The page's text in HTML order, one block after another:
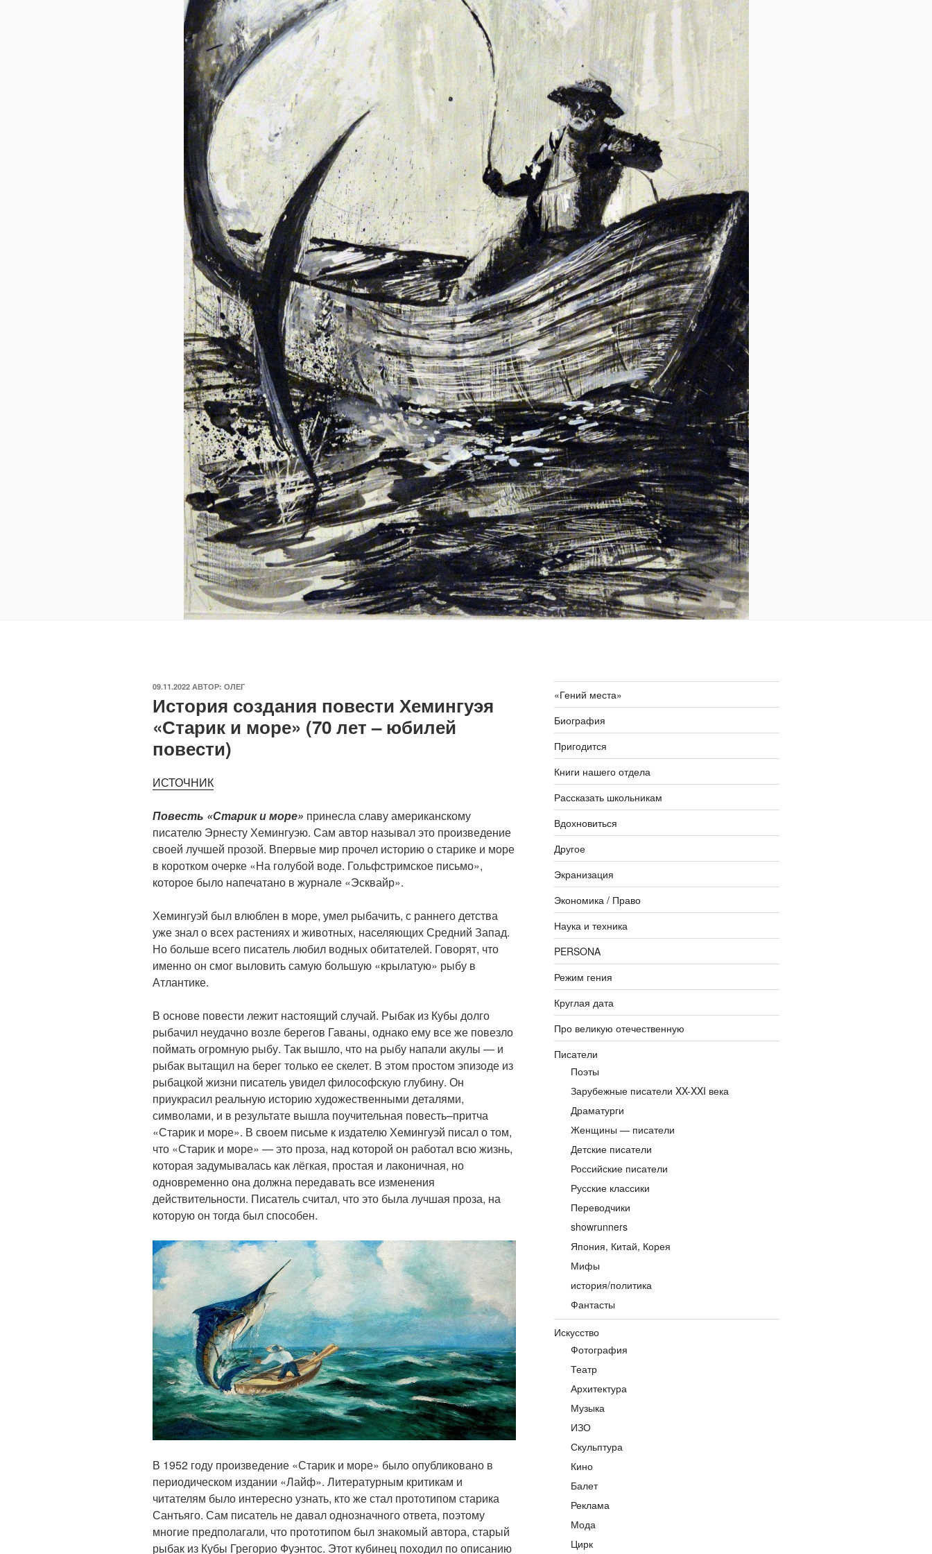
ОПУБЛИКОВАНО
09.11.2022 АВТОР: ОЛЕГ
История создания повести Хемингуэя
«Старик и море» (70 лет – юбилей
повести)
ИСТОЧНИК
Повесть «Старик и море» принесла славу американскому
писателю Эрнесту Хемингуэю. Сам автор называл это произведение
своей лучшей прозой. Впервые мир прочел историю о старике и море
в коротком очерке «На голубой воде. Гольфстримское письмо»,
которое было напечатано в журнале «Эсквайр».
Хемингуэй был влюблен в море, умел рыбачить, с раннего детства
уже знал о всех растениях и животных, населяющих Средний Запад.
Но больше всего писатель любил водных обитателей. Говорят, что
именно он смог выловить самую большую «крылатую» рыбу в
Атлантике.
В основе повести лежит настоящий случай. Рыбак из Кубы долго
рыбачил неудачно возле берегов Гаваны, однако ему все же повезло
поймать огромную рыбу. Так вышло, что на рыбу напали акулы — и
рыбак вытащил на берег только ее скелет. В этом простом эпизоде из
рыбацкой жизни писатель увидел философскую глубину. Он
приукрасил реальную историю художественными деталями,
символами, и в результате вышла поучительная повесть–притча
«Старик и море». В своем письме к издателю Хемингуэй писал о том,
что «Старик и море» — это проза, над которой он работал всю жизнь,
которая задумывалась как лёгкая, простая и лаконичная, но
одновременно она должна передавать все изменения
действительности. Писатель считал, что это была лучшая проза, на
которую он тогда был способен.
В 1952 году произведение «Старик и море» было опубликовано в
периодическом издании «Лайф». Литературным критикам и
читателям было интересно узнать, кто же стал прототипом старика
Сантьяго. Сам писатель не давал однозначного ответа, поэтому
многие предполагали, что прототипом был знакомый автора, старый
рыбак из Кубы Грегорио Фуэнтос. Этот кубинец походил по описанию
«Гений места»
Биография
Пригодится
Книги нашего отдела
Рассказать школьникам
Вдохновиться
Другое
Экранизация
Экономика / Право
Наука и техника
PERSONA
Режим гения
Круглая дата
Про великую отечественную
Писатели
Поэты
Зарубежные писатели XX-XXI века
Драматурги
Женщины — писатели
Детские писатели
Российские писатели
Русские классики
Переводчики
showrunners
Япония, Китай, Корея
Мифы
история/политика
Фантасты
Искусство
Фотография
Театр
Архитектура
Музыка
ИЗО
Скульптура
Кино
Балет
Реклама
Мода
Цирк